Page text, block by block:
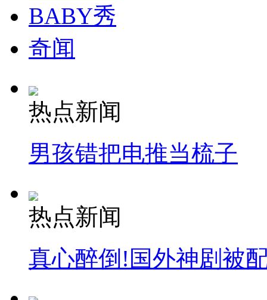
司机酒驾遇交警 急速倒车逃窜
BABY秀
奇闻
热点新闻
男孩错把电推当梳子
热点新闻
真心醉倒!国外神剧被